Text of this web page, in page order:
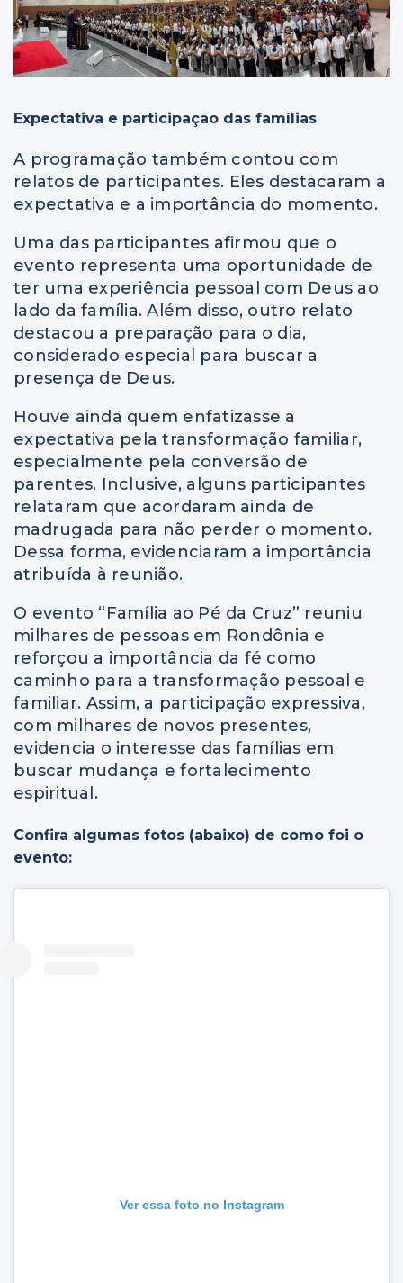
Expectativa e participação das famílias
A programação também contou com
relatos de participantes. Eles destacaram a
expectativa e a importância do momento.
Uma das participantes afirmou que o
evento representa uma oportunidade de
ter uma experiência pessoal com Deus ao
lado da família. Além disso, outro relato
destacou a preparação para o dia,
considerado especial para buscar a
presença de Deus.
Houve ainda quem enfatizasse a
expectativa pela transformação familiar,
especialmente pela conversão de
parentes. Inclusive, alguns participantes
relataram que acordaram ainda de
madrugada para não perder o momento.
Dessa forma, evidenciaram a importância
atribuída à reunião.
O evento “Família ao Pé da Cruz” reuniu
milhares de pessoas em Rondônia e
reforçou a importância da fé como
caminho para a transformação pessoal e
familiar. Assim, a participação expressiva,
com milhares de novos presentes,
evidencia o interesse das famílias em
buscar mudança e fortalecimento
espiritual.
Confira algumas fotos (abaixo) de como foi o
evento:
Ver essa foto no Instagram